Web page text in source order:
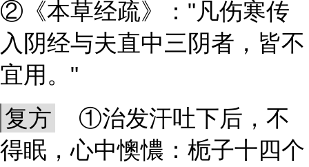
②《本草经疏》："凡伤寒传
入阴经与夫直中三阴者，皆不
宜用。"
复方
①治发汗吐下后，不
得眠，心中懊憹：栀子十四个